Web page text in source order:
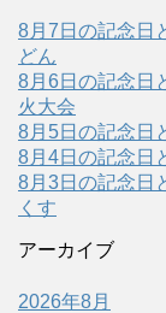
8月7日の記念日
どん
8月6日の記念日
火大会
8月5日の記念日
8月4日の記念日
8月3日の記念日
くす
アーカイブ
2026年8月